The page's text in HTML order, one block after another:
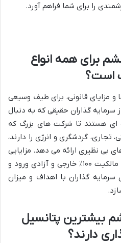
را برای شما فراهم آورد.
برای همه انواع
است؟
و مزایای قانونی، برای طیف وسیعی
سرمایه گذاران حقیقی که به دنبال
ای هستند تا شرکت های بزرگ که
گردشگری و انرژی را دارند،
بی نظیری ارائه می دهد. مزایایی
مانند معافیت مالیاتی ۲۰ ساله، مالکیت ۱۰۰٪ خارجی و آزادی ورود و
سرمایه گذاران با اهداف و میزان
بیشترین پتانسیل
دارند؟